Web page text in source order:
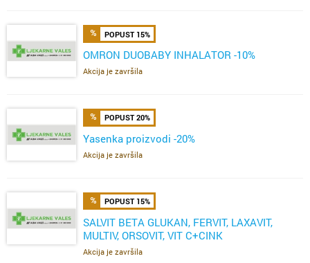
POPUST 15%
OMRON DUOBABY INHALATOR -10%
Akcija je završila
POPUST 20%
Yasenka proizvodi -20%
Akcija je završila
POPUST 15%
SALVIT BETA GLUKAN, FERVIT, LAXAVIT,
MULTIV, ORSOVIT, VIT C+CINK
ŽELE,FERVIT,OMEGA
Akcija je završila